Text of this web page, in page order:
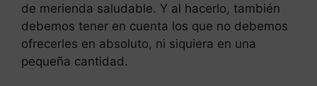
de merienda saludable. Y al hacerlo, también
debemos tener en cuenta los que no debemos
ofrecerles en absoluto, ni siquiera en una
pequeña cantidad.